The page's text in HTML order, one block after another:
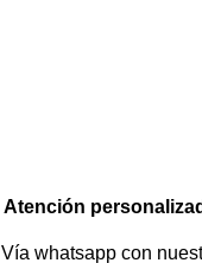
Atención
Vía whatsapp con